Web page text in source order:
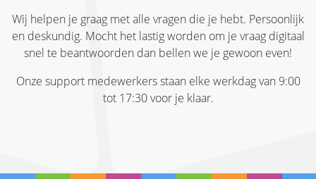
Wij helpen je graag met alle vragen die je hebt. Persoonlijk
en deskundig. Mocht het lastig worden om je vraag digitaal
snel te beantwoorden dan bellen we je gewoon even!
Onze support medewerkers staan elke werkdag van 9:00
tot 17:30 voor je klaar.